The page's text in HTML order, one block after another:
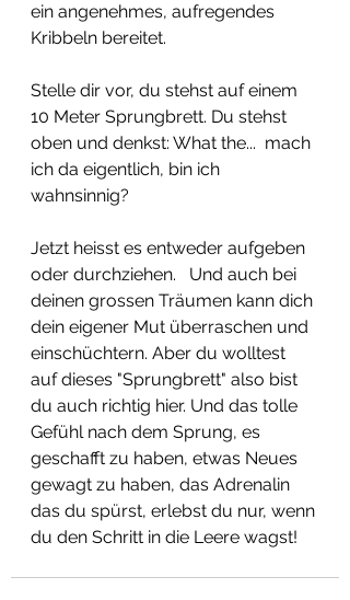
ein angenehmes, aufregendes
Kribbeln bereitet.
Stelle dir vor, du stehst auf einem
10 Meter Sprungbrett. Du stehst
oben und denkst: What the...  mach
ich da eigentlich, bin ich
wahnsinnig?
Jetzt heisst es entweder aufgeben
oder durchziehen.   Und auch bei
deinen grossen Träumen kann dich
dein eigener Mut überraschen und
einschüchtern. Aber du wolltest
auf dieses "Sprungbrett" also bist
du auch richtig hier. Und das tolle
Gefühl nach dem Sprung, es
geschafft zu haben, etwas Neues
gewagt zu haben, das Adrenalin
das du spürst, erlebst du nur, wenn
du den Schritt in die Leere wagst!